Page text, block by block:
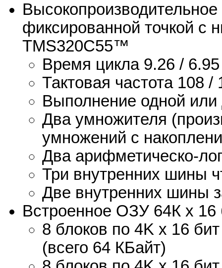
фиксированной точкой с
TMS320C55™
Время цикла 9.26 /
Тактовая частота 108
Выполнение одной или
Два умножителя
умножений с
Два арифметическо-
Три внутренних шины
Две внутренних шины
Встроенное ОЗУ 64К х 16
8 блоков по 4K x 16
(всего 64 КБайт)